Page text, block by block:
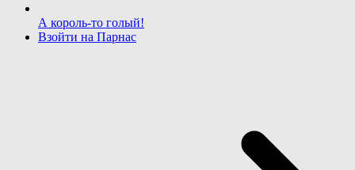
А король-то голый!
Взойти на Парнас